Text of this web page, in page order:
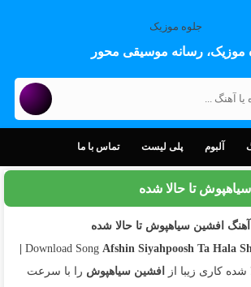
موزیک، رسانه موسیقی محور
آلبوم پلی لیست تماس با ما
تا حالا شده
آهنگ افشین سیاهپوش تا حالا شده
Afshin Siyahpoosh Ta Hala
شده کاری زیبا از
افشین سیاهپوش را با سرعت